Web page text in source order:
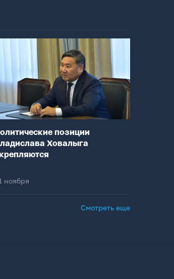
позиции
Ховалыга
ноября
Смотреть еще